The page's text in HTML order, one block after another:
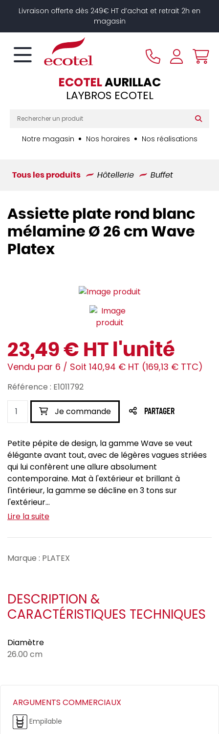
Livraison offerte dès 249€ HT d’achat et retrait 2h en
magasin
ECOTELAURILLAC
LAYBROS ECOTEL
Notre magasin Nos horaires Nos réalisations
Tous les produits Hôtellerie Buffet
Assiette plate rond blanc
mélamine Ø 26 cm Wave
Platex
23,49 € HT l'unité
Vendu par 6 / Soit 140,94 € HT (169,13 € TTC)
Référence : E1011792
Je commande PARTAGER
Petite pépite de design, la gamme Wave se veut
élégante avant tout, avec de légères vagues striées
qui lui confèrent une allure absolument
contemporaine. Mat à l'extérieur et brillant à
l'intérieur, la gamme se décline en 3 tons sur
l'extérieur...
Lire la suite
Marque : PLATEX
DESCRIPTION &
CARACTÉRISTIQUES TECHNIQUES
Diamètre
26.00 cm
ARGUMENTS COMMERCIAUX
Empilable
Panneau de gestion des cookies